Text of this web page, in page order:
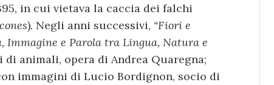
in cui vietava la caccia dei falchi
). Negli anni successivi, “Fiori e
Immagine e Parola tra Lingua, Natura e
di animali, opera di Andrea Quaregna;
immagini di Lucio Bordignon, socio di